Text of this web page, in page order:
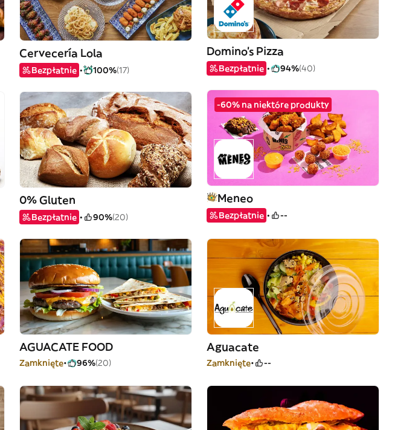
Cervecería Lola
Bezpłatnie 100%(17)
Domino's Pizza
Bezpłatnie 94%(40)
0% Gluten
Bezpłatnie 90%(20)
-60% na niektóre produkty
Meneo
Bezpłatnie --
AGUACATE FOOD
Zamknięte 96%(20)
Aguacate
Zamknięte --